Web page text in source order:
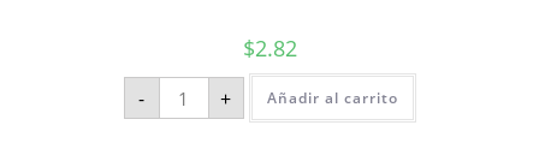
$2.82
- + Añadir al carrito